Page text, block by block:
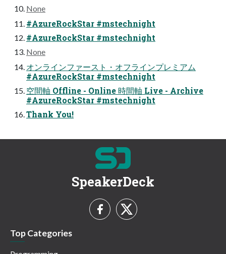
None
#AzureRockStar #mstechnight
#AzureRockStar #mstechnight
None
オンラインファースト・オフラインプレミアム
#AzureRockStar #mstechnight
空間軸 Offline - Online 時間軸 Live - Archive
#AzureRockStar #mstechnight
Thank You!
SpeakerDeck
Top Categories